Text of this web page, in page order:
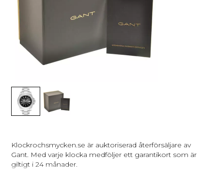
Klockrochsmycken.se är auktoriserad återförsäljare av
Gant. Med varje klocka medföljer ett garantikort som är
giltigt i 24 månader.